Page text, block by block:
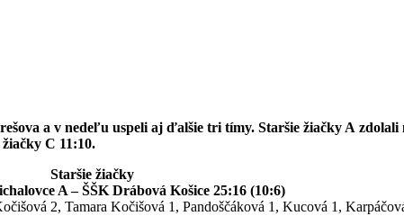
a v nedeľu uspeli aj ďalšie tri tímy. Staršie žiačky A
C 11:10.
Staršie žiačky
A – ŠŠK Drábová Košice 25:16 (10:6)
2, Tamara Kočišová 1, Pandoščáková 1, Kucová 1,